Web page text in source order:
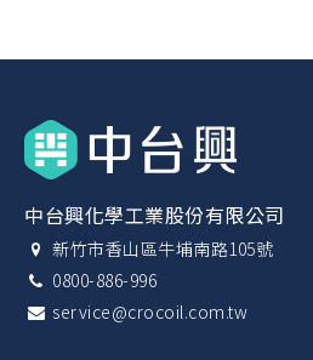
中台興化學工業股份有限公司
新竹市香山區牛埔南路105號
0800-886-996
service@crocoil.com.tw